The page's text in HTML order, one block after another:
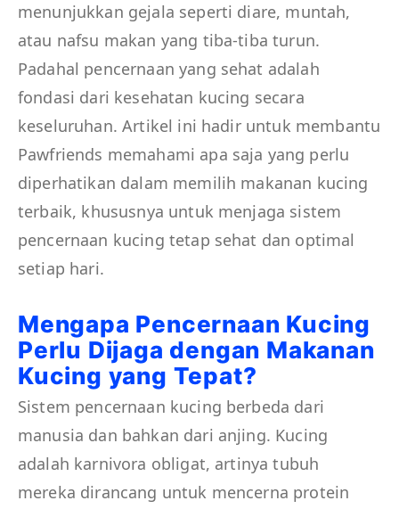
menunjukkan gejala seperti diare, muntah,
atau nafsu makan yang tiba-tiba turun.
Padahal pencernaan yang sehat adalah
fondasi dari kesehatan kucing secara
keseluruhan. Artikel ini hadir untuk membantu
Pawfriends memahami apa saja yang perlu
diperhatikan dalam memilih makanan kucing
terbaik, khususnya untuk menjaga sistem
pencernaan kucing tetap sehat dan optimal
setiap hari.
Mengapa Pencernaan Kucing
Perlu Dijaga dengan Makanan
Kucing yang Tepat?
Sistem pencernaan kucing berbeda dari
manusia dan bahkan dari anjing. Kucing
adalah karnivora obligat, artinya tubuh
mereka dirancang untuk mencerna protein